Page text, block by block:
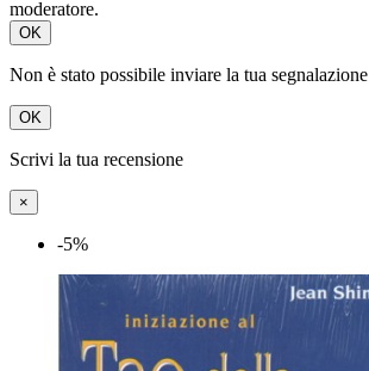
moderatore.
OK
Non è stato possibile inviare la tua segnalazione
OK
Scrivi la tua recensione
×
-5%